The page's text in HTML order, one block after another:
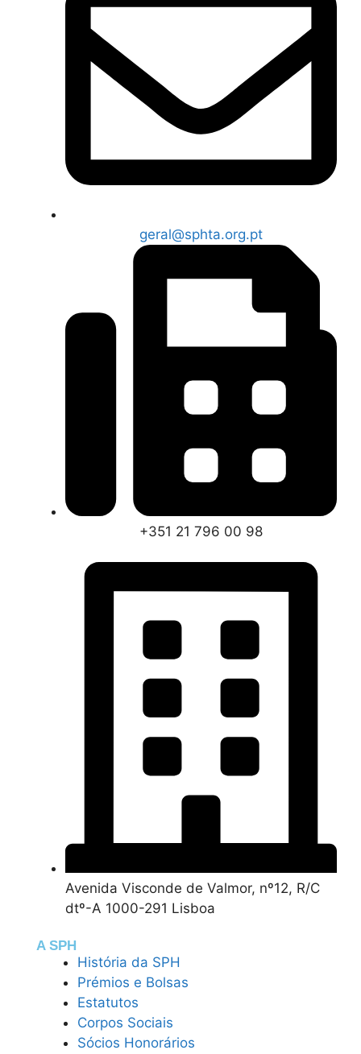
geral@sphta.org.pt
+351 21 796 00 98
Avenida Visconde de Valmor, nº12, R/C
dtº-A 1000-291 Lisboa
A SPH
História da SPH
Prémios e Bolsas
Estatutos
Corpos Sociais
Sócios Honorários